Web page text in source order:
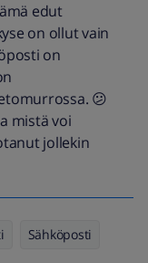
edut
on ollut vain
on
😕
mistä voi
jollekin
Sähköposti